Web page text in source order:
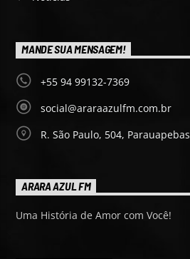
MANDE SUA MENSAGEM!
+55 94 99132-7369
social@araraazulfm.com.br
R. São Paulo, 504, Parauapebas
ARARA AZUL FM
Uma História de Amor com Você!